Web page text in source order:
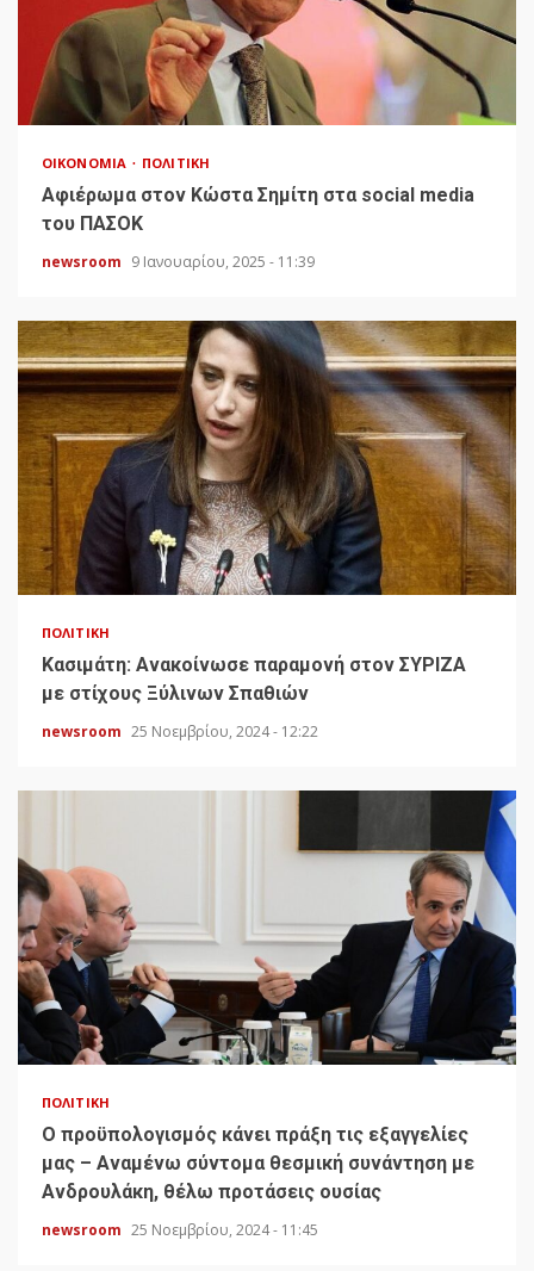
ΟΙΚΟΝΟΜΊΑ ΠΟΛΙΤΙΚΉ
Αφιέρωμα στον Κώστα Σημίτη στα social media
του ΠΑΣΟΚ
newsroom 9 Ιανουαρίου, 2025 - 11:39
ΠΟΛΙΤΙΚΉ
Κασιμάτη: Ανακοίνωσε παραμονή στον ΣΥΡΙΖΑ
με στίχους Ξύλινων Σπαθιών
newsroom 25 Νοεμβρίου, 2024 - 12:22
ΠΟΛΙΤΙΚΉ
Ο προϋπολογισμός κάνει πράξη τις εξαγγελίες
μας – Αναμένω σύντομα θεσμική συνάντηση με
Ανδρουλάκη, θέλω προτάσεις ουσίας
newsroom 25 Νοεμβρίου, 2024 - 11:45